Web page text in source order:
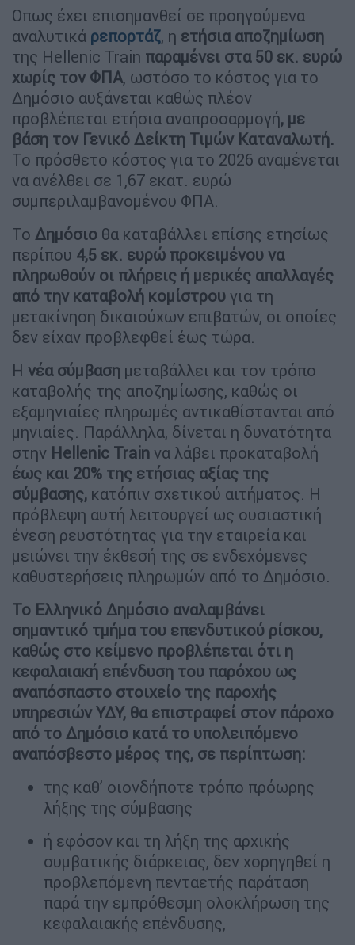
Οπως έχει επισημανθεί σε προηγούμενα
αναλυτικά ρεπορτάζ, η ετήσια αποζημίωση
της Ηellenic Train παραμένει στα 50 εκ. ευρώ
χωρίς τον ΦΠΑ, ωστόσο το κόστος για το
Δημόσιο αυξάνεται καθώς πλέον
προβλέπεται ετήσια αναπροσαρμογή, με
βάση τον Γενικό Δείκτη Τιμών Καταναλωτή.
Το πρόσθετο κόστος για το 2026 αναμένεται
να ανέλθει σε 1,67 εκατ. ευρώ
συμπεριλαμβανομένου ΦΠΑ.
Το Δημόσιο θα καταβάλλει επίσης ετησίως
περίπου 4,5 εκ. ευρώ προκειμένου να
πληρωθούν οι πλήρεις ή μερικές απαλλαγές
από την καταβολή κομίστρου για τη
μετακίνηση δικαιούχων επιβατών, οι οποίες
δεν είχαν προβλεφθεί έως τώρα.
Η νέα σύμβαση μεταβάλλει και τον τρόπο
καταβολής της αποζημίωσης, καθώς οι
εξαμηνιαίες πληρωμές αντικαθίστανται από
μηνιαίες. Παράλληλα, δίνεται η δυνατότητα
στην Ηellenic Train να λάβει προκαταβολή
έως και 20% της ετήσιας αξίας της
σύμβασης, κατόπιν σχετικού αιτήματος. Η
πρόβλεψη αυτή λειτουργεί ως ουσιαστική
ένεση ρευστότητας για την εταιρεία και
μειώνει την έκθεσή της σε ενδεχόμενες
καθυστερήσεις πληρωμών από το Δημόσιο.
Το Ελληνικό Δημόσιο αναλαμβάνει
σημαντικό τμήμα του επενδυτικού ρίσκου,
καθώς στο κείμενο προβλέπεται ότι η
κεφαλαιακή επένδυση του παρόχου ως
αναπόσπαστο στοιχείο της παροχής
υπηρεσιών ΥΔΥ, θα επιστραφεί στον πάροχο
από το Δημόσιο κατά το υπολειπόμενο
αναπόσβεστο μέρος της, σε περίπτωση:
της καθ’ οιονδήποτε τρόπο πρόωρης
λήξης της σύμβασης
ή εφόσον και τη λήξη της αρχικής
συμβατικής διάρκειας, δεν χορηγηθεί η
προβλεπόμενη πενταετής παράταση
παρά την εμπρόθεσμη ολοκλήρωση της
κεφαλαιακής επένδυσης,